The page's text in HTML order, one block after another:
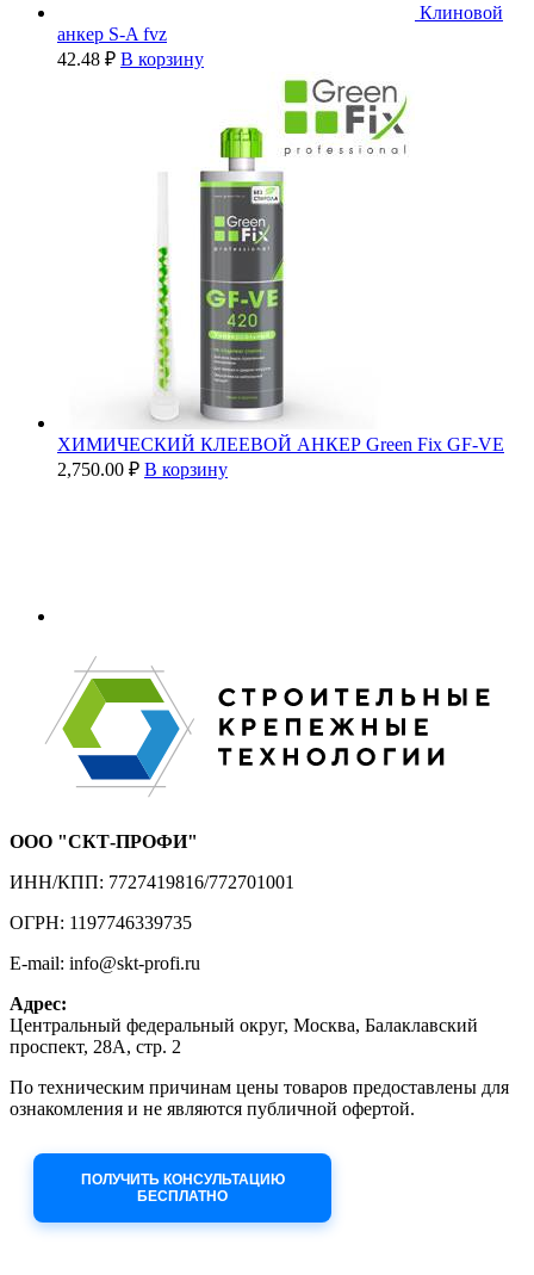
Клиновой
анкер S-A fvz
42.48 ₽ В корзину
ХИМИЧЕСКИЙ КЛЕЕВОЙ АНКЕР Green Fix GF-VE
2,750.00 ₽ В корзину
ООО "СКТ-ПРОФИ"
ИНН/КПП: 7727419816/772701001
ОГРН: 1197746339735
E-mail: info@skt-profi.ru
Адрес:
Центральный федеральный округ, Москва, Балаклавский
проспект, 28А, стр. 2
По техническим причинам цены товаров предоставлены для
ознакомления и не являются публичной офертой.
ПОЛУЧИТЬ КОНСУЛЬТАЦИЮ
БЕСПЛАТНО